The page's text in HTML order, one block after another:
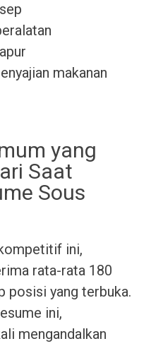
makanan
yang
Saat
Sous
ini,
rata-rata 180
posisi yang terbuka.
ini,
mengandalkan